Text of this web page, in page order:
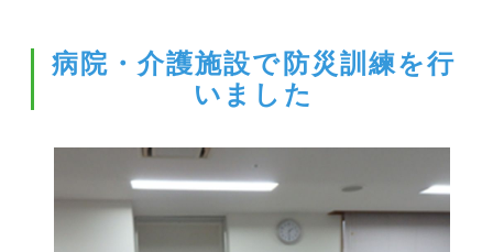
病院・介護施設で防災訓練を行
いました